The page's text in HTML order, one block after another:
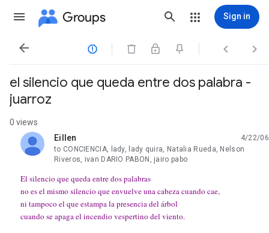
Groups Sign in
   
el silencio que queda entre dos palabra -
juarroz
0 views
Eillen
unread,
4/22/06
to CONCIENCIA, lady, lady quira, Natalia Rueda, Nelson
Riveros, ivan DARIO PABON, jairo pabo
El silencio que queda entre dos palabras
no es el mismo silencio que envuelve una cabeza cuando cae,
ni tampoco el que estampa la presencia del árbol
cuando se apaga el incendio vespertino del viento.